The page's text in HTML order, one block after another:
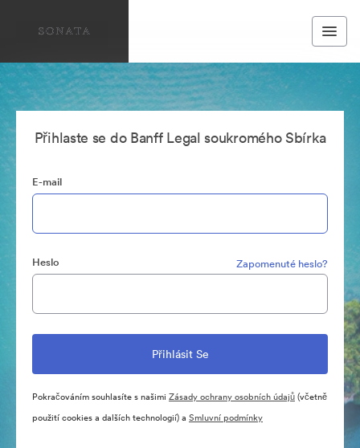
Přihlaste se do Banff Legal soukromého Sbírka
E-mail
Heslo Zapomenuté heslo?
Pokračováním souhlasíte s našimi Zásady ochrany osobních údajů(včetně
použití cookies a dalších technologií) a Smluvní podmínky